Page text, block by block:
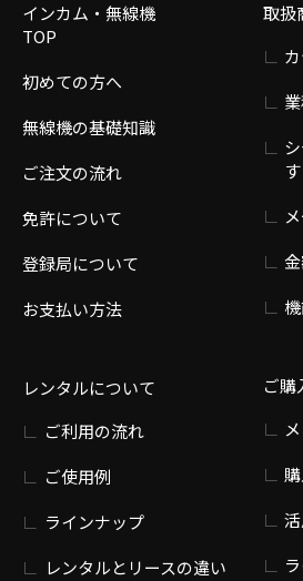
インカム・無線機
TOP
初めての方へ
無線機の基礎知識
ご注文の流れ
免許について
登録局について
お支払い方法
レンタルについて
ご利用の流れ
ご使用例
ラインナップ
レンタルとリースの違い
取扱
す
ご購